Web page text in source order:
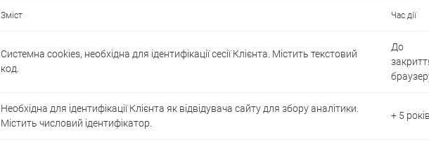
Зміст Час дії
Системна cookies, необхідна для ідентифікації сесії Клієнта. Містить текстовий
код.
До
Необхідна для ідентифікації Клієнта як відвідувача сайту для збору аналітики.
Містить числовий ідентифікатор.
+ 5 років